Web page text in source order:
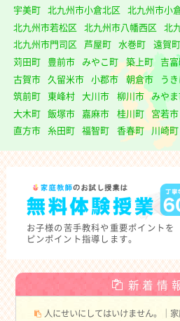
宇美町 北九州市小倉北区 北九州市小
北九州市若松区 北九州市八幡西区 北
北九州市門司区 芦屋町 水巻町 遠賀町
苅田町 豊前市 みやこ町 築上町 吉
古賀市 久留米市 小郡市 朝倉市 う
筑前町 東峰村 大川市 柳川市 みや
大木町 飯塚市 嘉麻市 桂川町 宮若市
直方市 糸田町 福智町 香春町 川崎町
お子様の苦手教科や重要ポイントを
ピンポイント指導します。
新着情
人にせいにしてはいけません。｜